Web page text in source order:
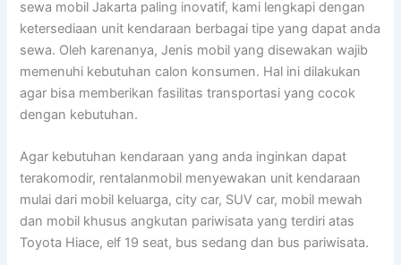
sewa mobil Jakarta paling inovatif, kami lengkapi dengan
ketersediaan unit kendaraan berbagai tipe yang dapat anda
sewa. Oleh karenanya, Jenis mobil yang disewakan wajib
memenuhi kebutuhan calon konsumen. Hal ini dilakukan
agar bisa memberikan fasilitas transportasi yang cocok
dengan kebutuhan.
Agar kebutuhan kendaraan yang anda inginkan dapat
terakomodir, rentalanmobil menyewakan unit kendaraan
mulai dari mobil keluarga, city car, SUV car, mobil mewah
dan mobil khusus angkutan pariwisata yang terdiri atas
Toyota Hiace, elf 19 seat, bus sedang dan bus pariwisata.